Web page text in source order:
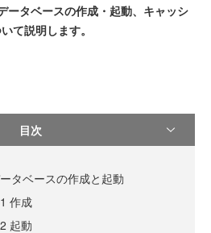
ータベースの作成・起動、キャッシ
て説明します。
目次
タベースの作成と起動
作成
起動